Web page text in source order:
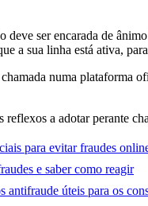
deve ser encarada de
a sua linha está ativa,
numa plataforma
a adotar perante
para evitar fraudes
e saber como reagir
antifraude úteis para os